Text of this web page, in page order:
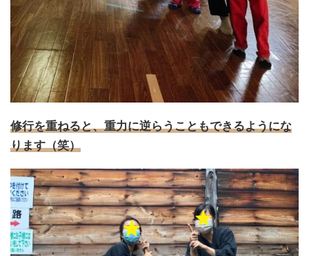
修行を重ねると、重力に逆らうこともできるようにな
ります（笑）